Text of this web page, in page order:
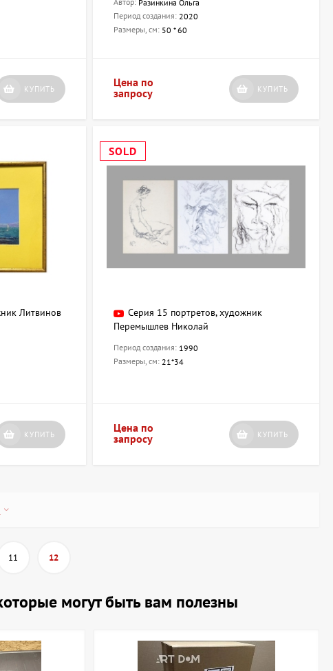
вместе с ArtDom!
КУПИТЬ
Разинкина Ольга
Период создания: 2020
Размеры, см: 50 * 60
Цена по
запросу
КУПИТЬ
Литвинов
КУПИТЬ
SOLD
Серия 15 портретов, художник
Перемышлев Николай
Период создания: 1990
Размеры, см: 21*34
Цена по
запросу
КУПИТЬ
11 12
могут быть вам полезны